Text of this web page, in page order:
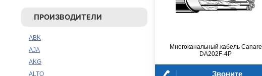
ПРОИЗВОДИТЕЛИ
ABK
AJA
AKG
ALTO
Многоканальный кабель Canare
DA202F-4P
Звоните